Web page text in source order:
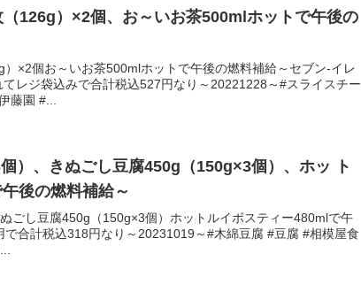
126g）×2個、お～いお茶500mlホットで午後の
×2個お～いお茶500mlホットで午後の燃料補給～セブン-イレ
レジ袋込みで合計税込527円なり～20221228～#スライスチー
藤園 #...
）、きぬごし豆腐450g（150g×3個）、ホッ ト
後の燃料補給～
ごし豆腐450g（150g×3個）ホットルイボスティー480mlで午
合計税込318円なり～20231019～#木綿豆腐 #豆腐 #相模屋食